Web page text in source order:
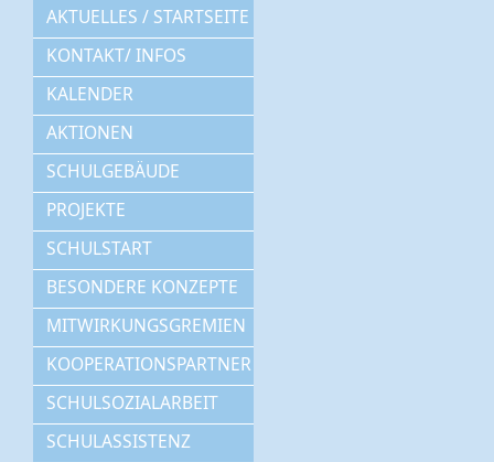
AKTUELLES / STARTSEITE
KONTAKT/ INFOS
KALENDER
AKTIONEN
SCHULGEBÄUDE
PROJEKTE
SCHULSTART
BESONDERE KONZEPTE
MITWIRKUNGSGREMIEN
KOOPERATIONSPARTNER
SCHULSOZIALARBEIT
SCHULASSISTENZ